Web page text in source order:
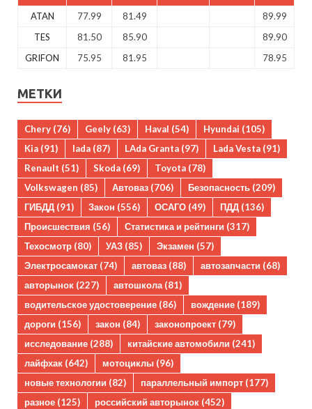
ATAN 77.99 81.49
89.99
TES
81.50 85.90
89.90
GRIFON
75.95 81.95 78.95
МЕТКИ
Chery (76) Geely (63) Haval (54) Hyundai (105)
Kia (91) lada (87) LAda Granta (97) Lada Vesta (91)
Renault (51) Skoda (69) Toyota (78)
Volkswagen (85) Автоваз (706) Безопасность (209)
ГИБДД (91) Закон (556) ОСАГО (49) ПДД (136)
Происшествия (56) Статистика и рейтинги (317)
Техосмотр (80) УАЗ (85) Экзамен (57)
Электросамокат (74) автоваз (88) автозапчасти (68)
авторынок (227) автошкола(81)
водительское удостоверение (86) вождение (189)
дороги (156) закон (84) законопроект (79)
исследование (288) китайские автомобили (241)
лайфхак (642) мотоциклы (96)
новые технологии (82) параллельный импорт (177)
разное (125) российский авторынок (452)